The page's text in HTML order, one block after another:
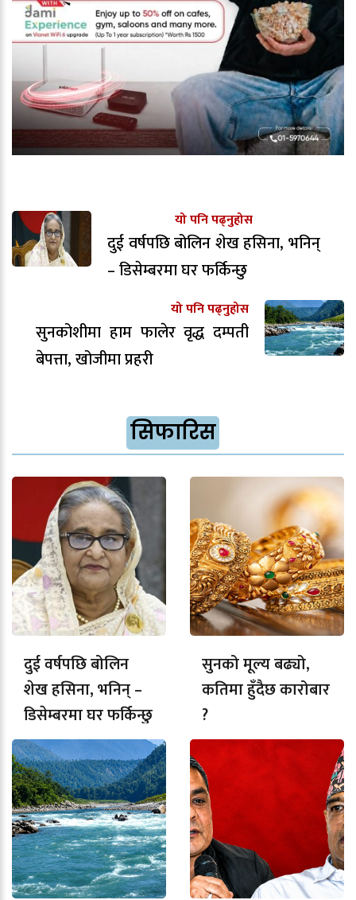
यो पनि पढ्नुहोस
दुई वर्षपछि बोलिन शेख हसिना, भनिन्
– डिसेम्बरमा घर फर्किन्छु
यो पनि पढ्नुहोस
सुनकोशीमा हाम फालेर वृद्ध दम्पती
बेपत्ता, खोजीमा प्रहरी
सिफारिस
दुई वर्षपछि बोलिन
शेख हसिना, भनिन् –
डिसेम्बरमा घर फर्किन्छु
सुनको मूल्य बढ्यो,
कतिमा हुँदैछ कारोबार
?